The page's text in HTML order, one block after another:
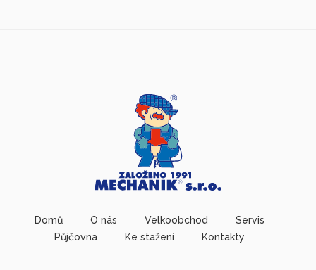
Domů O nás Velkoobchod
Servis
Půjčovna
Ke stažení Kontakty